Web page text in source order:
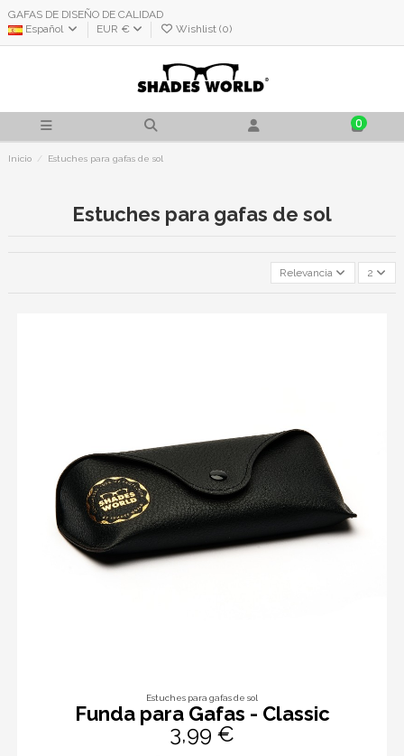
GAFAS DE DISEÑO DE CALIDAD
Español
EUR € Wishlist (0)
0
Inicio Estuches para gafas de sol
Estuches para gafas de sol
Relevancia 2
Estuches para gafas de sol
Funda para Gafas - Classic
3,99 €